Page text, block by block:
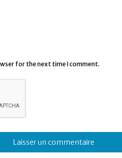
for the next time I comment.